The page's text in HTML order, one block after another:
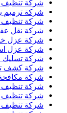
شركة تنظيف
شركة ترميم
شركة تنظيف
شركة نقل عفش
شركة عزل
شركة عزل اسطح
شركة تسليك
شركة كشف
شركة مكافحة
شركة تنظيف
شركة تنظيف
شركة تنظيف